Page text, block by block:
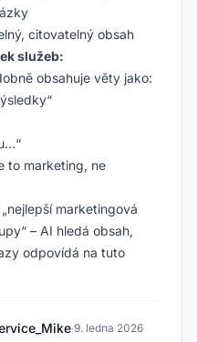
citovatelný obsah
služeb:
obsahuje věty jako:
to marketing, ne
marketingová
– AI hledá obsah,
odpovídá na tuto
·9. ledna 2026